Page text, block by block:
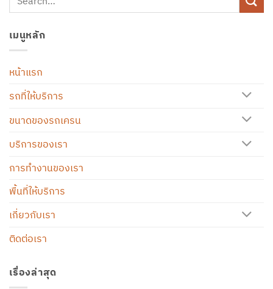
เมนูหลัก
หน้าแรก
รถที่ให้บริการ
ขนาดของรถเครน
บริการของเรา
การทำงานของเรา
พื้นที่ให้บริการ
เกี่ยวกับเรา
ติดต่อเรา
เรื่องล่าสุด